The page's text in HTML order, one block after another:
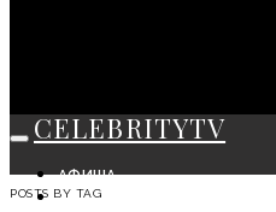
CELEBRITYTV
АФИША
СОБЫТИЯ
POSTS BY TAG